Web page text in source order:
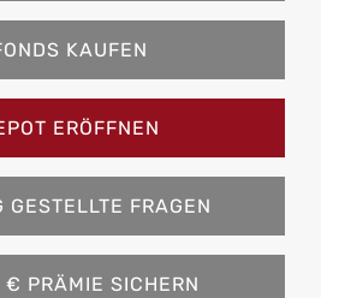
KAUFEN
ERÖFFNEN
GESTELLTE FRAGEN
PRÄMIE SICHERN